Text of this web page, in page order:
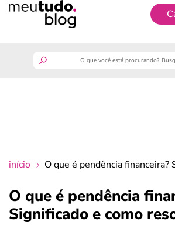
crédito fácil
início O que é pendência
O que é pendência
Significado e como